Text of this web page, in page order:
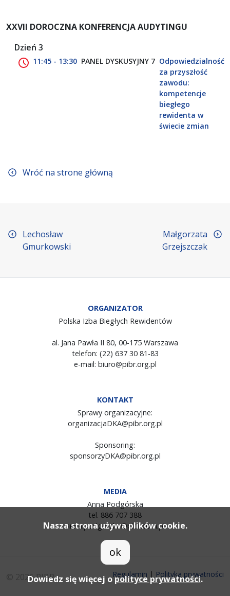
XXVII DOROCZNA KONFERENCJA AUDYTINGU
Dzień 3
11:45 - 13:30 PANEL DYSKUSYJNY 7 Odpowiedzialność
za przyszłość
zawodu:
kompetencje
biegłego
rewidenta w
świecie zmian
Wróć na strone główną
Lechosław
Gmurkowski
Małgorzata
Grzejszczak
ORGANIZATOR
Polska Izba Biegłych Rewidentów
al. Jana Pawła II 80, 00-175 Warszawa
telefon: (22) 637 30 81-83
e-mail: biuro@pibr.org.pl
KONTAKT
Sprawy organizacyjne:
organizacjaDKA@pibr.org.pl
Sponsoring:
sponsorzyDKA@pibr.org.pl
MEDIA
Anna Podgórska
tel. 886 707 388
anna.podgorska@pibr.com.pl
© 2026 PIBR Regulamin | Polityka prywatności
Nasza strona używa plików cookie.
ok
Dowiedz się więcej opolityce prywatności.